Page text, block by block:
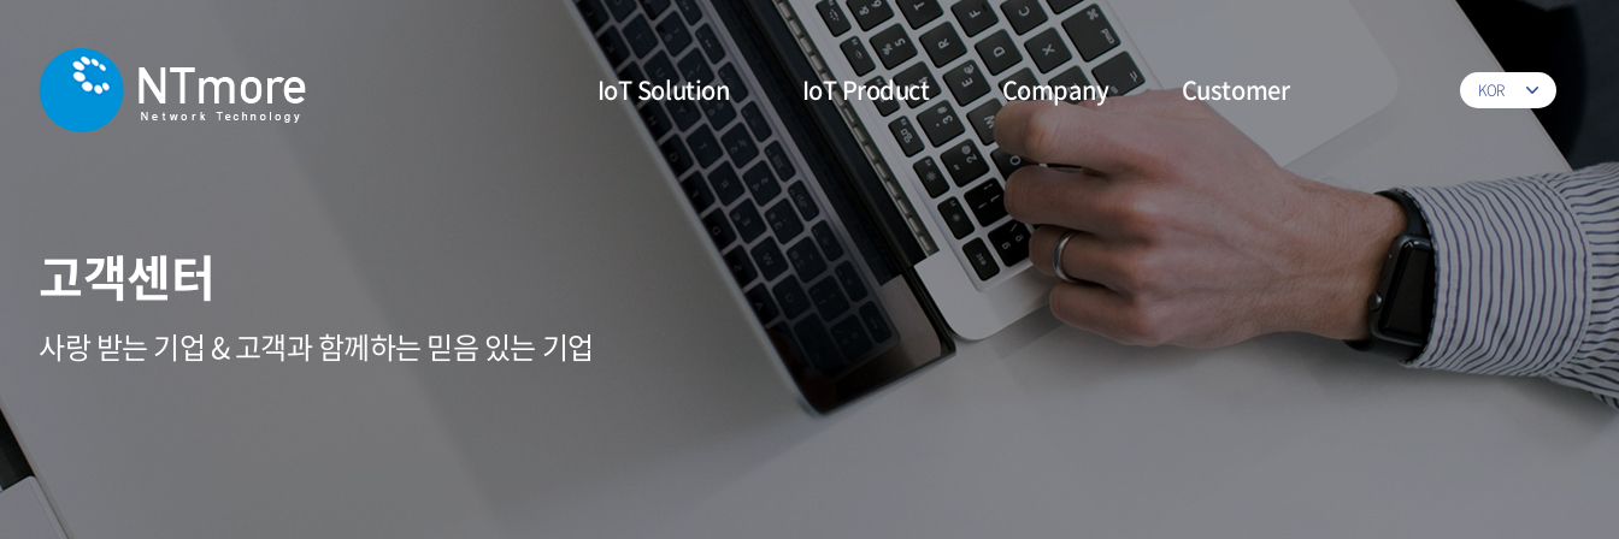
IoT Solution IoT Product Company Customer KOR
고객센터
사랑 받는 기업 & 고객과 함께하는 믿음 있는 기업